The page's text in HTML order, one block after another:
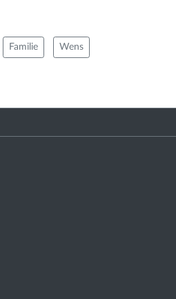
Familie Wens